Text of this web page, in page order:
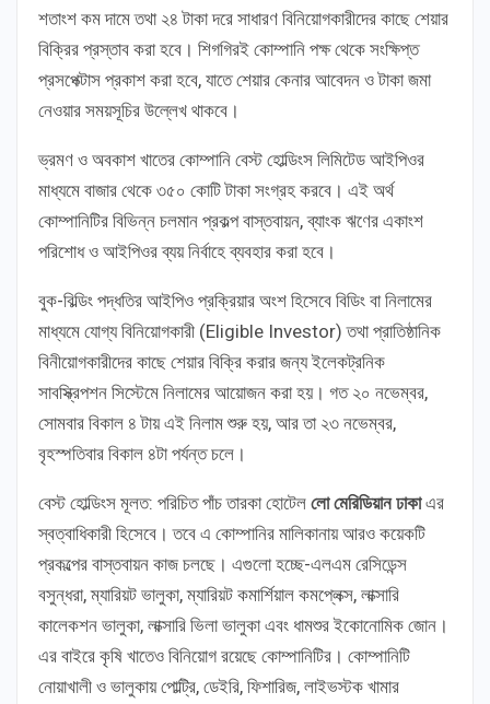
শতাংশ কম দামে তথা ২৪ টাকা দরে সাধারণ বিনিয়োগকারীদের কাছে শেয়ার
বিক্রির প্রস্তাব করা হবে। শিগগিরই কোম্পানি পক্ষ থেকে সংক্ষিপ্ত
প্রসপেক্টাস প্রকাশ করা হবে, যাতে শেয়ার কেনার আবেদন ও টাকা জমা
নেওয়ার সময়সূচির উল্লেখ থাকবে।
ভ্রমণ ও অবকাশ খাতের কোম্পানি বেস্ট হোল্ডিংস লিমিটেড আইপিওর
মাধ্যমে বাজার থেকে ৩৫০ কোটি টাকা সংগ্রহ করবে। এই অর্থ
কোম্পানিটির বিভিন্ন চলমান প্রকল্প বাস্তবায়ন, ব্যাংক ঋণের একাংশ
পরিশোধ ও আইপিওর ব্যয় নির্বাহে ব্যবহার করা হবে।
বুক-বিল্ডিং পদ্ধতির আইপিও প্রক্রিয়ার অংশ হিসেবে বিডিং বা নিলামের
মাধ্যমে যোগ্য বিনিয়োগকারী (Eligible Investor) তথা প্রাতিষ্ঠানিক
বিনীয়োগকারীদের কাছে শেয়ার বিক্রি করার জন্য ইলেকট্রনিক
সাবস্ক্রিপশন সিস্টেমে নিলামের আয়োজন করা হয়। গত ২০ নভেম্বর,
সোমবার বিকাল ৪ টায় এই নিলাম শুরু হয়, আর তা ২৩ নভেম্বর,
বৃহস্পতিবার বিকাল ৪টা পর্যন্ত চলে।
বেস্ট হোল্ডিংস মূলত: পরিচিত পাঁচ তারকা হোটেল লো মেরিডিয়ান ঢাকাএর
স্বত্বাধিকারী হিসেবে। তবে এ কোম্পানির মালিকানায় আরও কয়েকটি
প্রকল্পের বাস্তবায়ন কাজ চলছে। এগুলো হচ্ছে-এলএম রেসিডেন্স
বসুন্ধরা, ম্যারিয়ট ভালুকা, ম্যারিয়ট কমার্শিয়াল কমপ্লেক্স, লাক্সারি
কালেকশন ভালুকা, লাক্সারি ভিলা ভালুকা এবং ধামশুর ইকোনোমিক জোন।
এর বাইরে কৃষি খাতেও বিনিয়োগ রয়েছে কোম্পানিটির। কোম্পানিটি
নোয়াখালী ও ভালুকায় পোল্ট্রি, ডেইরি, ফিশারিজ, লাইভস্টক খামার